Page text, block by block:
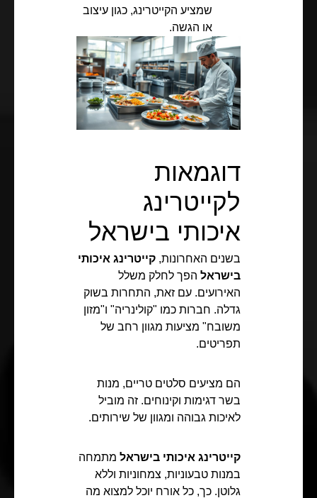
שמציע הקייטרינג, כגון עיצוב
או הגשה.
דוגמאות
לקייטרינג
איכותי בישראל
בשנים האחרונות, קייטרינג איכותי
בישראל הפך לחלק משלל
האירועים. עם זאת, התחרות בשוק
גדלה. חברות כמו "קולינריה" ו"מזון
משובח" מציעות מגוון רחב של
תפריטים.
הם מציעים סלטים טריים, מנות
בשר דגימות וקינוחים. זה מוביל
לאיכות גבוהה ומגוון של שירותים.
קייטרינג איכותי בישראל מתמחה
במנות טבעוניות, צמחוניות וללא
גלוטן. כך, כל אורח יוכל למצוא מה